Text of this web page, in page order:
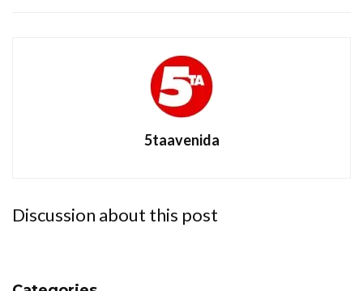
5taavenida
Discussion about this post